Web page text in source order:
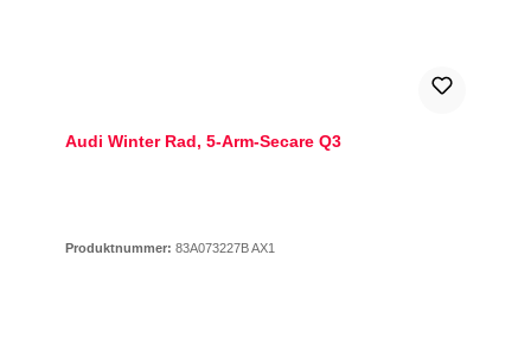
Audi Winter Rad, 5-Arm-Secare Q3
Produktnummer: 83A073227B AX1